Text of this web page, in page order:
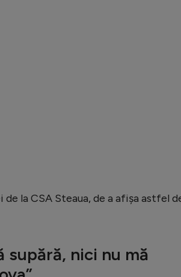
la CSA Steaua, de a afișa astfel
supără, nici nu mă